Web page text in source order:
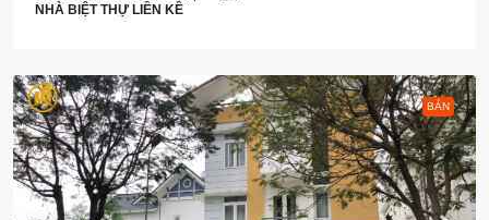
NHÀ BIỆT THỰ LIỀN KỀ
BÁN